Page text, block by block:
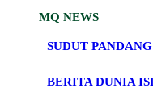
MQ NEWS
SUDUT PANDANG
BERITA DUNIA